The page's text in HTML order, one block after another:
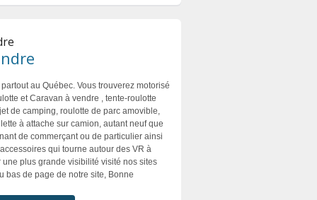
au Québec. Vous trouverez motorisé
et Caravan à vendre , tente-roulotte
de camping, roulotte de parc amovible,
à attache sur camion, autant neuf que
de commerçant ou de particulier ainsi
qui tourne autour des VR à
une plus grande visibilité visité nos sites
bas de page de notre site, Bonne